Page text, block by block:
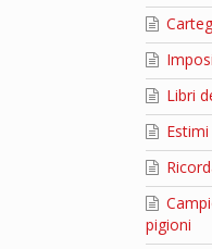
Libri
pigioni